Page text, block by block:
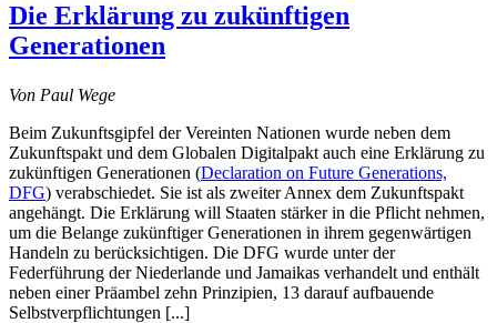
Die Erklärung zu zukünftigen
Generationen
Von Paul Wege
Beim Zukunftsgipfel der Vereinten Nationen wurde neben dem
Zukunftspakt und dem Globalen Digitalpakt auch eine Erklärung zu
zukünftigen Generationen (Declaration on Future Generations,
DFG) verabschiedet. Sie ist als zweiter Annex dem Zukunftspakt
angehängt. Die Erklärung will Staaten stärker in die Pflicht nehmen,
um die Belange zukünftiger Generationen in ihrem gegenwärtigen
Handeln zu berücksichtigen. Die DFG wurde unter der
Federführung der Niederlande und Jamaikas verhandelt und enthält
neben einer Präambel zehn Prinzipien, 13 darauf aufbauende
Selbstverpflichtungen [...]